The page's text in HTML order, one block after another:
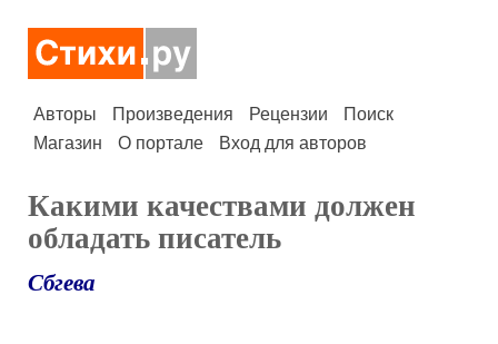
Авторы Произведения Рецензии
Поиск
Магазин
О портале Вход для авторов
Какими качествами должен
обладать писатель
Сбгева